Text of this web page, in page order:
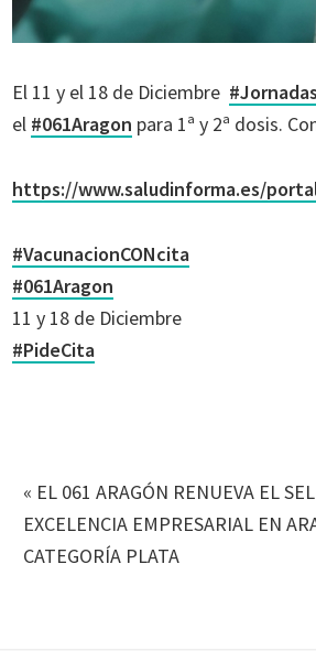
El 11 y el 18 de Diciembre #Jornadas
el #061Aragon para 1ª y 2ª dosis.
https://www.saludinforma.es/
#VacunacionCONcita
#061Aragon
11 y 18 de Diciembre
#PideCita
« EL 061 ARAGÓN RENUEVA EL
EXCELENCIA EMPRESARIAL EN
CATEGORÍA PLATA